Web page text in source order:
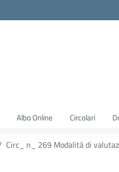
Albo Online Circolari
Circ_ n_ 269 Modalità di